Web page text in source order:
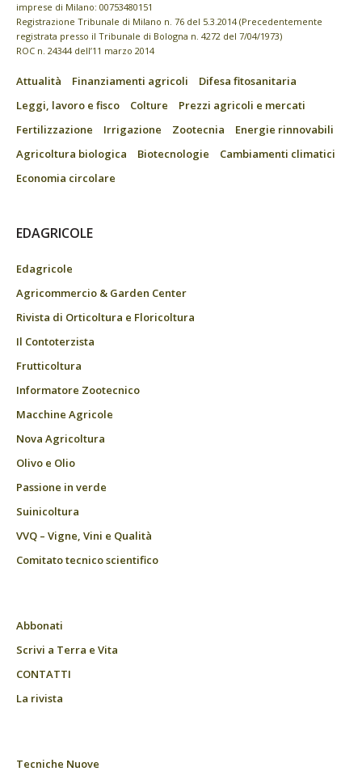
imprese di Milano: 00753480151
Registrazione Tribunale di Milano n. 76 del 5.3.2014 (Precedentemente
registrata presso il Tribunale di Bologna n. 4272 del 7/04/1973)
ROC n. 24344 dell’11 marzo 2014
Attualità Finanziamenti agricoli
Difesa fitosanitaria
Leggi, lavoro e fisco
Colture
Prezzi agricoli e mercati
Fertilizzazione
Irrigazione Zootecnia
Energie rinnovabili
Agricoltura biologica
Biotecnologie
Cambiamenti climatici
Economia circolare
EDAGRICOLE
Edagricole
Agricommercio & Garden Center
Rivista di Orticoltura e Floricoltura
Il Contoterzista
Frutticoltura
Informatore Zootecnico
Macchine Agricole
Nova Agricoltura
Olivo e Olio
Passione in verde
Suinicoltura
VVQ – Vigne, Vini e Qualità
Comitato tecnico scientifico
Abbonati
Scrivi a Terra e Vita
CONTATTI
La rivista
Tecniche Nuove